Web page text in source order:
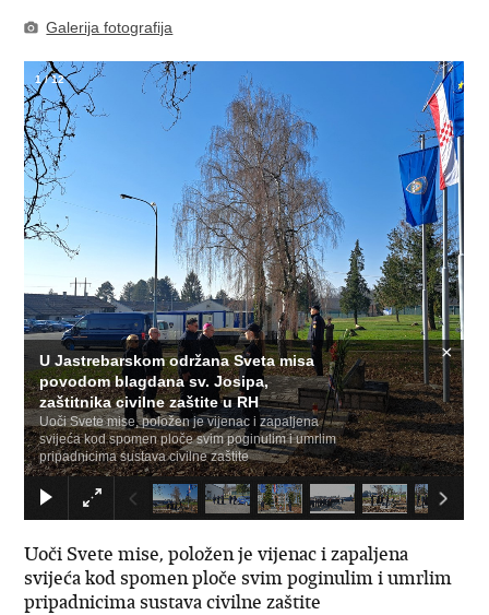
Galerija fotografija
U Jastrebarskom održana Sveta misa
povodom blagdana sv. Josipa,
zaštitnika civilne zaštite u RH
Uoči Svete mise, položen je vijenac i zapaljena
svijeća kod spomen ploče svim poginulim i umrlim
pripadnicima sustava civilne zaštite
×
1/12
Uoči Svete mise, položen je vijenac i zapaljena
svijeća kod spomen ploče svim poginulim i umrlim
pripadnicima sustava civilne zaštite